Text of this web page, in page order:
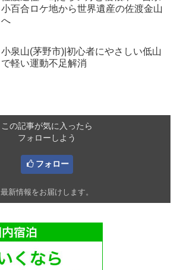
小百合ロケ地から世界遺産の佐渡金山
へ
小泉山(茅野市)|初心者にやさしい低山
で軽い運動不足解消
この記事が気に入ったら
フォローしよう
フォロー
最新情報をお届けします。